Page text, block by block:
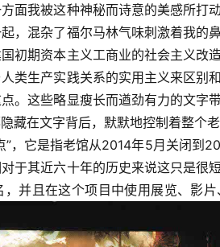
面我被这种神秘而诗意的美感所打
，混杂了福尔马林气味刺激着我的
初期资本主义工商业的社会主义改
类生产实践关系的实用主义来区别
。这些略显瘦长而遒劲有力的文字
藏在文字背后，默默地控制着整个
”，它是指老馆从2014年5月关闭到
于其近六十年的历史来说这只是很
并且在这个项目中使用展览、影